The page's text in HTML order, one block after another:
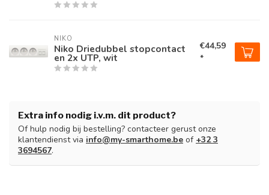
NIKO
Niko Driedubbel stopcontact
en 2x UTP, wit
€44,59
*
Extra info nodig i.v.m. dit product?
Of hulp nodig bij bestelling? contacteer gerust onze
klantendienst via info@my-smarthome.be of +32 3
3694567.